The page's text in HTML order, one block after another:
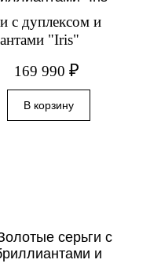
с дуплексом и
"Iris"
169 990 ₽